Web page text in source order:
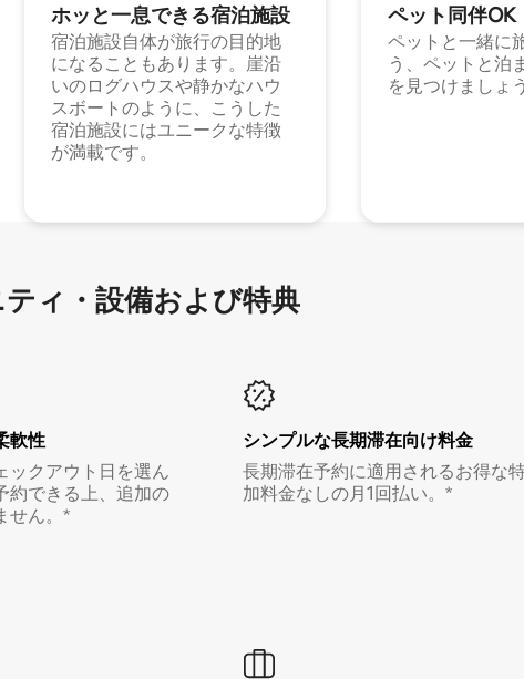
ホッと一⁠息⁠で⁠き⁠る宿⁠泊施⁠設
宿泊施設自体が旅行の目的地
になることもあります。崖沿
いのログハウスや静かなハウ
スボートのように、こうした
宿泊施設にはユニークな特徴
が満載です。
ペット同⁠伴OK
ペットと一緒に
う、ペットと泊
を見つけましょう
ィ⁠・設⁠備⁠および特⁠典
軟性
ックアウト日を選ん
約できる上、追加の
せん。*
シンプルな長期滞在向け料金
長期滞在予約に適用されるお得な
加料金なしの月1回払い。*